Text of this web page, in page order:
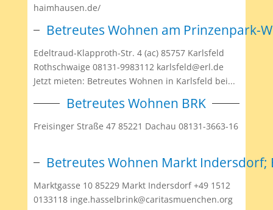
haimhausen.de/
Betreutes Wohnen am Prinzenpark-
Edeltraud-Klapproth-Str. 4 (ac) 85757 Karlsfeld
Rothschwaige 08131-9983112 karlsfeld@erl.de
Jetzt mieten: Betreutes Wohnen in Karlsfeld bei...
Betreutes Wohnen BRK
Freisinger Straße 47 85221 Dachau 08131-3663-16
Betreutes Wohnen Markt Indersdorf;
Marktgasse 10 85229 Markt Indersdorf +49 1512
0133118 inge.hasselbrink@caritasmuenchen.org